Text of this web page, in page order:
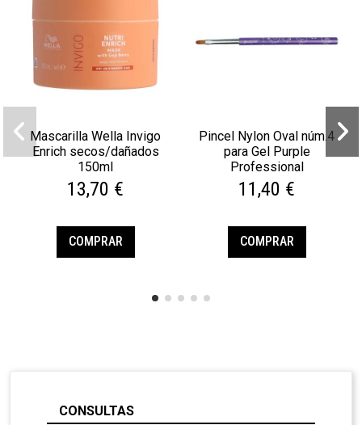
Mascarilla Wella Invigo
Enrich secos/dañados
150ml
13,70 €
COMPRAR
Pincel Nylon Oval núm.4
para Gel Purple
Professional
11,40 €
COMPRAR
CONSULTAS